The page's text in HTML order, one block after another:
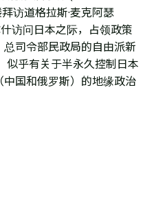
访道格拉斯·麦克阿瑟
访问日本之际，占领政策
司令部民政局的自由派新
似乎有关于半永久控制日本
国和俄罗斯）的地缘政治